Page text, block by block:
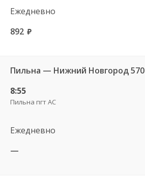
Ежедневно
892 руб.
Пильна — Нижний Новгород 570
8:55
Пильна пгт АС
Ежедневно
—